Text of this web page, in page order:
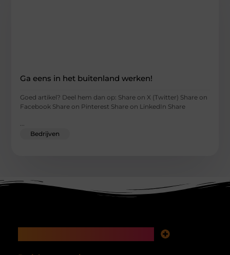
Ga eens in het buitenland werken!
Goed artikel? Deel hem dan op: Share on X (Twitter) Share on
Facebook Share on Pinterest Share on LinkedIn Share
Bedrijven